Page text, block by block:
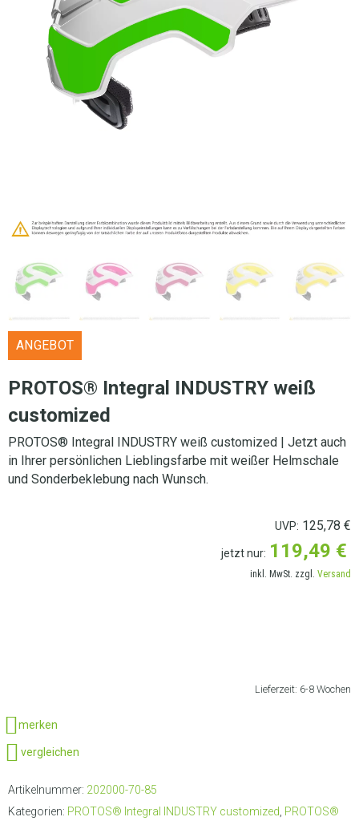
ANGEBOT
PROTOS® Integral INDUSTRY weiß
customized
PROTOS® Integral INDUSTRY weiß customized | Jetzt auch
in Ihrer persönlichen Lieblingsfarbe mit weißer Helmschale
und Sonderbeklebung nach Wunsch.
UVP: 125,78 €
jetzt nur: 119,49 €
inkl. MwSt. zzgl. Versand
Lieferzeit: 6-8 Wochen
merken
vergleichen
Artikelnummer: 202000-70-85
Kategorien: PROTOS® Integral INDUSTRY customized PROTOS®